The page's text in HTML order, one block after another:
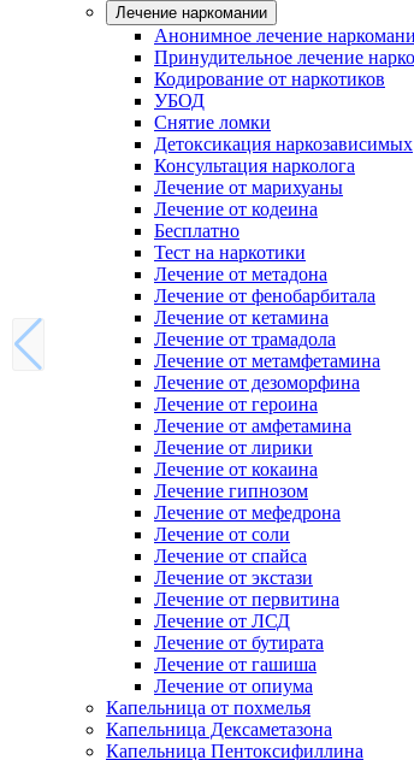
Лечение наркомании
Анонимное лечение
Принудительное лечение
Кодирование от наркотиков
УБОД
Снятие ломки
Детоксикация наркозависимых
Консультация нарколога
Лечение от марихуаны
Лечение от кодеина
Бесплатно
Тест на наркотики
Лечение от метадона
Лечение от фенобарбитала
Лечение от кетамина
Лечение от трамадола
Лечение от метамфетамина
Лечение от дезоморфина
Лечение от героина
Лечение от амфетамина
Лечение от лирики
Лечение от кокаина
Лечение гипнозом
Лечение от мефедрона
Лечение от соли
Лечение от спайса
Лечение от экстази
Лечение от первитина
Лечение от ЛСД
Лечение от бутирата
Лечение от гашиша
Лечение от опиума
Капельница от похмелья
Капельница Дексаметазона
Капельница Пентоксифиллина